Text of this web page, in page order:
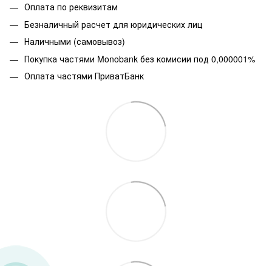
Оплата по реквизитам
Безналичный расчет для юридических лиц
Наличными (самовывоз)
Покупка частями Monobank без комисии под 0,000001%
Оплата частями ПриватБанк